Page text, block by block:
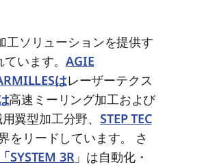
工ソリューションを提供す
ています。AGIE
はレーザーテクス
高速ミーリング加工および
翼型加工分野、STEP TEC
をリードしています。 さ
「SYSTEM 3R」は自動化・